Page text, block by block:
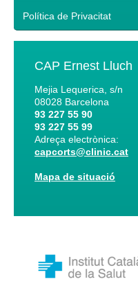
Política de Privacitat
CAP Ernest Lluch
Mejia Lequerica, s/n
08028 Barcelona
93 227 55 90
93 227 55 99
Adreça electrònica:
capcorts@clinic.cat
Mapa de situació